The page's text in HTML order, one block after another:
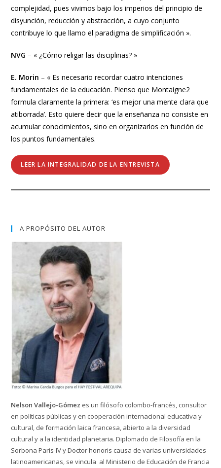
complejidad, pues vivimos bajo los imperios del principio de
disyunción, reducción y abstracción, a cuyo conjunto
contribuye lo que llamo el paradigma de simplificación ».
NVG – « ¿Cómo religar las disciplinas? »
E. Morin – « Es necesario recordar cuatro intenciones
fundamentales de la educación. Pienso que Montaigne2
formula claramente la primera: ‘es mejor una mente clara que
atiborrada’. Esto quiere decir que la enseñanza no consiste en
acumular conocimientos, sino en organizarlos en función de
los puntos fundamentales.
LEER LA INTEGRALIDAD DE LA ENTREVISTA
A PROPÓSITO DEL AUTOR
Nelson Vallejo-Gómez es un filósofo colombo-francés, consultor
en políticas públicas y en cooperación internacional educativa y
cultural, de formación laica francesa, abierto a la diversidad
cultural y a la identidad planetaria. Diplomado de Filosofía en la
Sorbona Paris-IV y Doctor honoris causa de varias universidades
latinoamericanas, se vincula al Ministerio de Educación de Francia